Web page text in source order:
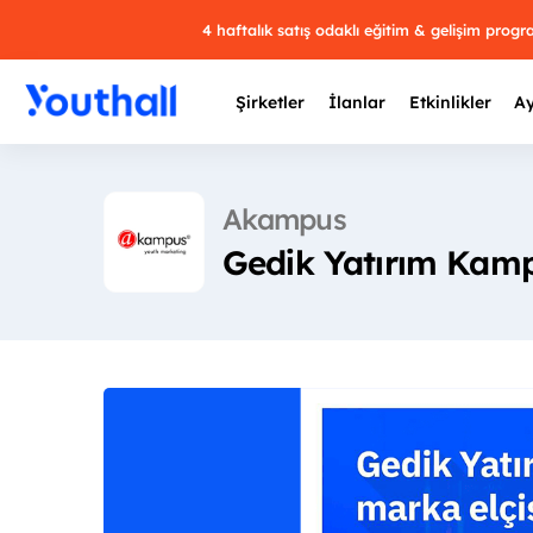
4 haftalık satış odaklı eğitim & gelişim
Şirketler İlanlar Etkinlikler
Akampus
Gedik Yatırım